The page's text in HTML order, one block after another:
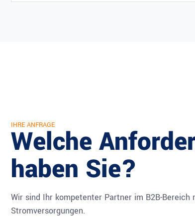
IHRE ANFRAGE
Welche
haben Sie?
Wir sind Ihr kompetenter Partner im B2B-Bereich
Stromversorgungen.